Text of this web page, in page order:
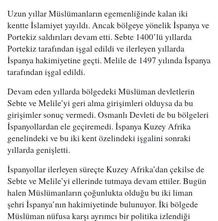
Uzun yıllar Müslümanların egemenliğinde kalan iki
kentte İslamiyet yayıldı. Ancak bölgeye yönelik İspanya ve
Portekiz saldırıları devam etti. Sebte 1400’lü yıllarda
Portekiz tarafından işgal edildi ve ilerleyen yıllarda
İspanya hakimiyetine geçti. Melile de 1497 yılında İspanya
tarafından işgal edildi.
Devam eden yıllarda bölgedeki Müslüman devletlerin
Sebte ve Melile’yi geri alma girişimleri olduysa da bu
girişimler sonuç vermedi. Osmanlı Devleti de bu bölgeleri
İspanyollardan ele geçiremedi. İspanya Kuzey Afrika
genelindeki ve bu iki kent özelindeki işgalini sonraki
yıllarda genişletti.
İspanyollar ilerleyen süreçte Kuzey Afrika’dan çekilse de
Sebte ve Melile’yi ellerinde tutmaya devam ettiler. Bugün
halen Müslümanların çoğunlukta olduğu bu iki liman
şehri İspanya’nın hakimiyetinde bulunuyor. İki bölgede
Müslüman nüfusa karşı ayrımcı bir politika izlendiği